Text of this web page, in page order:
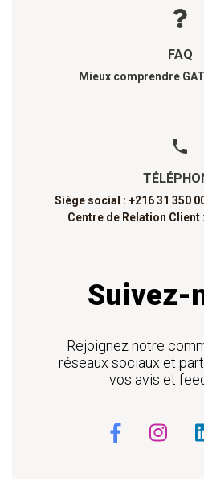
FAQ
Mieux comprendre GAT
Siège social : +216 31 350
Centre de Relation Client
Suivez-
Rejoignez notre
réseaux sociaux et
vos avis et